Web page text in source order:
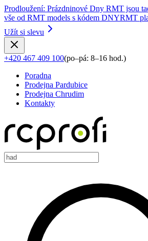
Prodloužení: Prázdninové Dny RMT jsou
vše od RMT models s kódem DNYRMT
Užít si slevu
+420 467 409 100(po–pá: 8–16 hod.)
Poradna
Prodejna Pardubice
Prodejna Chrudim
Kontakty